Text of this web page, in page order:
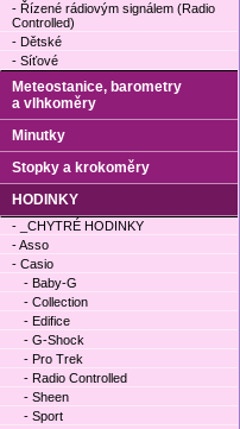
- Řízené rádiovým signálem (Radio
Controlled)
- Dětské
- Síťové
Meteostanice, barometry
a vlhkoměry
Minutky
Stopky a krokoměry
HODINKY
- _CHYTRÉ HODINKY
- Asso
- Casio
- Baby-G
- Collection
- Edifice
- G-Shock
- Pro Trek
- Radio Controlled
- Sheen
- Sport